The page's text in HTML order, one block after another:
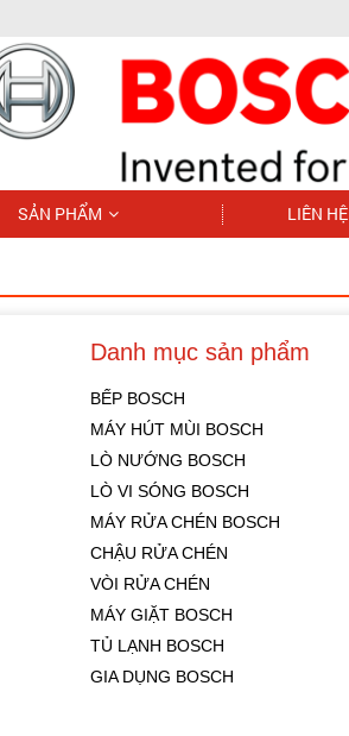
SẢN PHẨM LIÊN HỆ
Danh mục sản phẩm
BẾP BOSCH
MÁY HÚT MÙI BOSCH
LÒ NƯỚNG BOSCH
LÒ VI SÓNG BOSCH
MÁY RỬA CHÉN BOSCH
CHẬU RỬA CHÉN
VÒI RỬA CHÉN
MÁY GIẶT BOSCH
TỦ LẠNH BOSCH
GIA DỤNG BOSCH